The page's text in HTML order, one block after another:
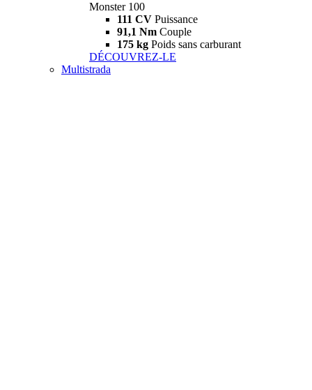
Monster 100
111 CV Puissance
91,1 Nm Couple
175 kg Poids sans carburant
DÉCOUVREZ-LE
Multistrada